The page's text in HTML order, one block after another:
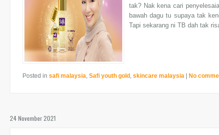
tak? Nak kena cari
bawah dagu tu supaya tak
Tapi sekarang ni TB dah tak
Posted in safi malaysia, Safi youth gold , skincare malaysia No
24 November 2021